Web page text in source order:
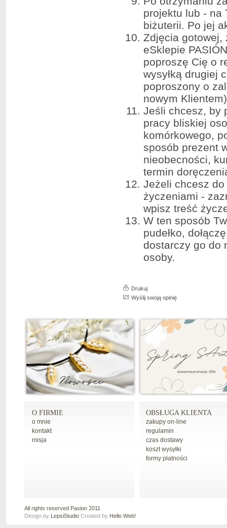
projektu lub - na
biżuterii. Po jej
Zdjęcia gotowej,
eSklepie
poproszę Cię o
wysyłką drugiej
poproszony o
nowym
Jeśli chcesz, by
pracy bliskiej
komórkowego,
sposób prezent
nieobecności,
termin
Jeżeli chcesz do
życzeniami -
wpisz treść
W ten sposób
pudełko,
dostarczy go do
osoby.
Drukuj
Wyślij swoją opinię
O FIRMIE
o mnie
kontakt
misja
OBSŁUGA KLIENTA
zakupy on-line
regulamin
czas dostawy
koszt wysyłki
formy płatności
All rights reserved Pasion 2011
Design by LepsiStudio Created by Hello Web!